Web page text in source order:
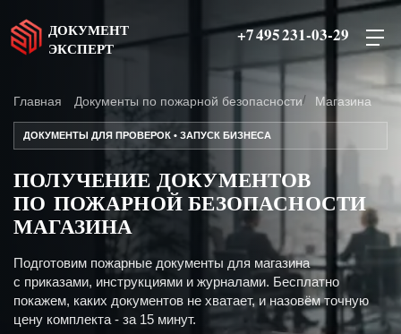
ДОКУМЕНТ
ЭКСПЕРТ
+7 495 231-03-29
Главная Документы по пожарной безопасности Магазина
ДОКУМЕНТЫ ДЛЯ ПРОВЕРОК • ЗАПУСК БИЗНЕСА
ПОЛУЧЕНИЕ ДОКУМЕНТОВ
ПО ПОЖАРНОЙ БЕЗОПАСНОСТИ
МАГАЗИНА
Подготовим пожарные документы для магазина
с приказами, инструкциями и журналами. Бесплатно
покажем, каких документов не хватает, и назовём точную
цену комплекта - за 15 минут.